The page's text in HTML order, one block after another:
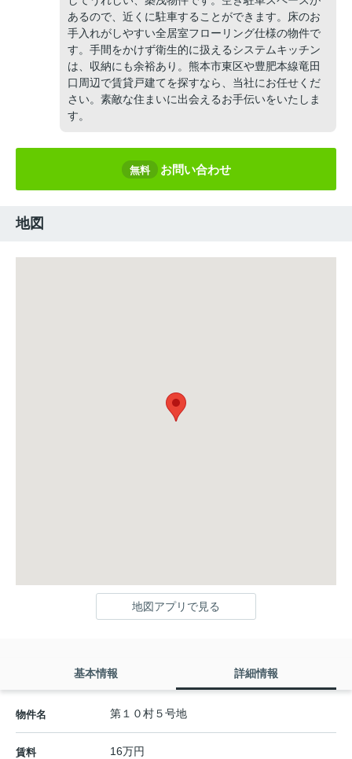
あるので、近くに駐車することができます。床のお
手入れがしやすい全居室フローリング仕様の物件で
す。手間をかけず衛生的に扱えるシステムキッチン
は、収納にも余裕あり。熊本市東区や豊肥本線竜田
口周辺で賃貸戸建てを探すなら、当社にお任せくだ
さい。素敵な住まいに出会えるお手伝いをいたしま
す。
無料 お問い合わせ
地図
地図アプリで見る
基本情報 詳細情報
物件名 第１０村５号地
賃料 16万円